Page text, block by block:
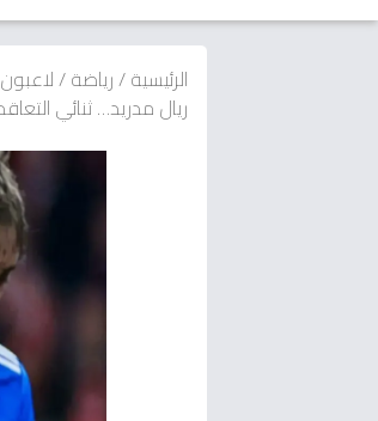
الرئيسية/رياضة/
ريال مدريد… ثنائي